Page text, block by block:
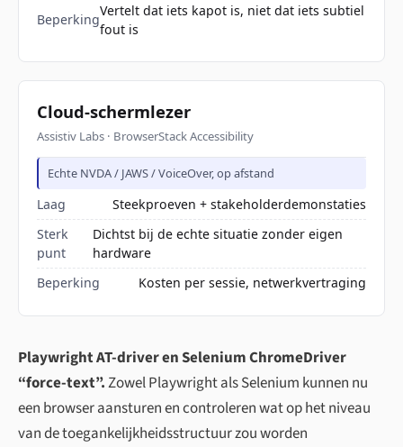
Beperking
Vertelt dat iets kapot is, niet dat iets subtiel
fout is
Cloud-schermlezer
Assistiv Labs · BrowserStack Accessibility
Echte NVDA / JAWS / VoiceOver, op afstand
Laag
Steekproeven + stakeholderdemonstaties
Sterk
punt
Dichtst bij de echte situatie zonder eigen
hardware
Beperking
Kosten per sessie, netwerkvertraging
Playwright AT-driver en Selenium ChromeDriver
“force-text”.Zowel Playwright als Selenium kunnen nu
een browser aansturen en controleren wat op het niveau
van de toegankelijkheidsstructuur zou worden